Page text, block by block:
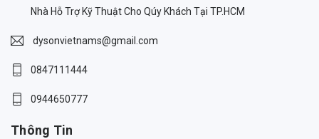
Nhà Hỗ Trợ Kỹ Thuật Cho Qúy Khách Tại TP.HCM
dysonvietnams@gmail.com
0847111444
0944650777
Thông Tin